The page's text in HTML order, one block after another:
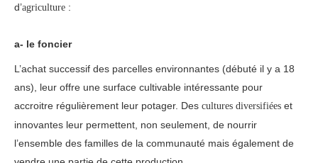
d’agriculture :
a- le foncier
L’achat successif des parcelles environnantes (débuté il y a 18
ans), leur offre une surface cultivable intéressante pour
accroitre régulièrement leur potager. Des cultures diversifiées et
innovantes leur permettent, non seulement, de nourrir
l’ensemble des familles de la communauté mais également de